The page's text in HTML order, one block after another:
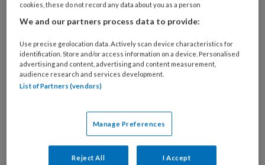
Reageer op dit artikel Deel dit artikel
nagelproblemen vraag en antwoord ballet tineke de
beer medisch pedicure loslatende nagel
cookies, these do not record any data about you as a person
We and our partners process data to provide:
Use precise geolocation data. Actively scan device characteristics for
identification. Store and/or access information on a device. Personalised
advertising and content, advertising and content measurement,
audience research and services development.
List of Partners (vendors)
Manage Preferences
Reject All I Accept